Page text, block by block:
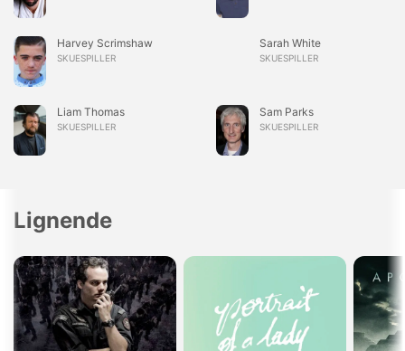
Harvey Scrimshaw
SKUESPILLER
Sarah White
SKUESPILLER
Liam Thomas
SKUESPILLER
Sam Parks
SKUESPILLER
Lignende